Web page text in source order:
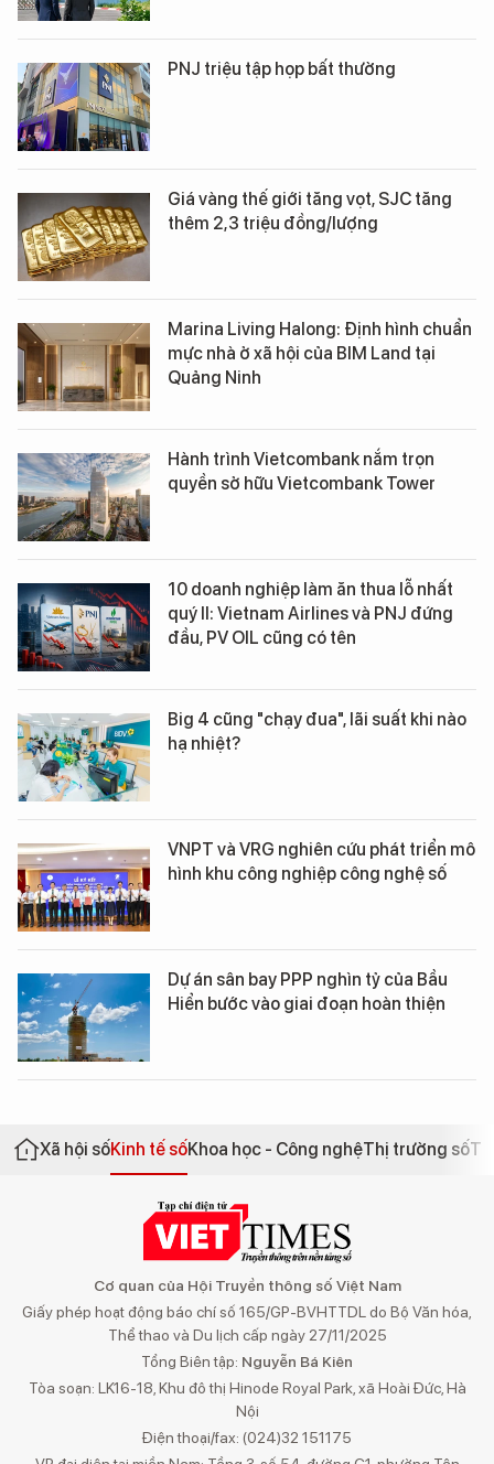
PNJ triệu tập họp bất thường
Giá vàng thế giới tăng vọt, SJC tăng
thêm 2,3 triệu đồng/lượng
Marina Living Halong: Định hình chuẩn
mực nhà ở xã hội của BIM Land tại
Quảng Ninh
Hành trình Vietcombank nắm trọn
quyền sở hữu Vietcombank Tower
10 doanh nghiệp làm ăn thua lỗ nhất
quý II: Vietnam Airlines và PNJ đứng
đầu, PV OIL cũng có tên
Big 4 cũng "chạy đua", lãi suất khi nào
hạ nhiệt?
VNPT và VRG nghiên cứu phát triển mô
hình khu công nghiệp công nghệ số
Dự án sân bay PPP nghìn tỷ của Bầu
Hiển bước vào giai đoạn hoàn thiện
Xã hội sốKinh tế sốKhoa học - Công nghệThị trường số
Cơ quan của Hội Truyền thông số Việt Nam
Giấy phép hoạt động báo chí số 165/GP-BVHTTDL do Bộ Văn hóa,
Thể thao và Du lịch cấp ngày 27/11/2025
Tổng Biên tập: Nguyễn Bá Kiên
Tòa soạn: LK16-18, Khu đô thị Hinode Royal Park, xã Hoài Đức, Hà
Nội
Điện thoại/fax: (024)32 151175